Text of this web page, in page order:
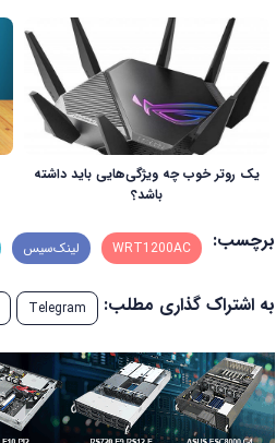
یک روتر خوب چه ویژگی‌هایی باید داشته
باشد؟
برچسب: WRT1200AC لینک‌سیس
به اشتراک گذاری مطلب: Telegram